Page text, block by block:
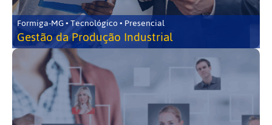
Formiga-MG • Tecnológico • Presencial
Gestão da Produção Industrial